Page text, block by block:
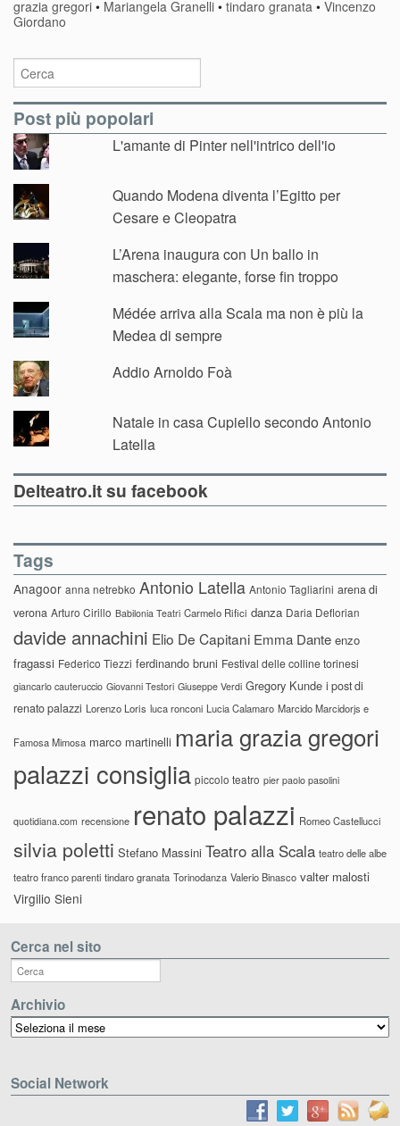
grazia gregori • Mariangela Granelli • tindaro granata • Vincenzo
Giordano
Post più popolari
L'amante di Pinter nell'intrico dell'io
Quando Modena diventa l’Egitto per
Cesare e Cleopatra
L’Arena inaugura con Un ballo in
maschera: elegante, forse fin troppo
Médée arriva alla Scala ma non è più la
Medea di sempre
Addio Arnoldo Foà
Natale in casa Cupiello secondo Antonio
Latella
Delteatro.it su facebook
Tags
Anagoor anna netrebko Antonio Latella Antonio Tagliarini arena di
verona Arturo Cirillo Babilonia Teatri Carmelo Rifici danza Daria Deflorian
davide annachini Elio De Capitani Emma Dante enzo
fragassi Federico Tiezzi ferdinando bruni Festival delle colline torinesi
giancarlo cauteruccio Giovanni Testori Giuseppe Verdi Gregory Kunde i post di
renato palazzi Lorenzo Loris luca ronconi Lucia Calamaro Marcido Marcidorjs e
Famosa Mimosa marco martinelli maria grazia gregori
palazzi consiglia piccolo teatro pier paolo pasolini
quotidiana.com recensione renato palazzi Romeo Castellucci
silvia poletti Stefano Massini Teatro alla Scala teatro delle albe
teatro franco parenti tindaro granata Torinodanza Valerio Binasco valter malosti
Virgilio Sieni
Cerca nel sito
Archivio
Archivio
Social Network